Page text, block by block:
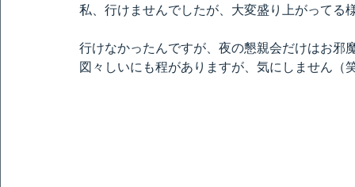
私、行けませんでしたが、大変盛り上がってる
行けなかったんですが、夜の懇親会だけはお邪
図々しいにも程がありますが、気にしません（